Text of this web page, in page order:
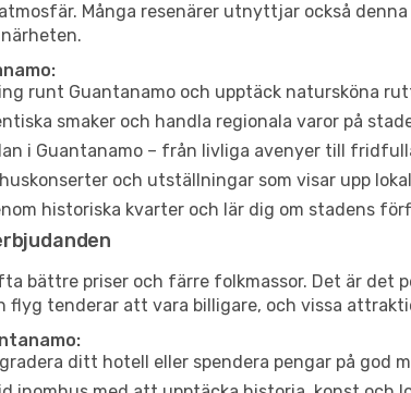
Många resenärer utnyttjar också
runt Guantanamo och upptäck natursköna
smaker och handla regionala varor på
i Guantanamo – från livliga avenyer till
och utställningar som visar upp
historiska kvarter och lär dig om stadens
bättre priser och färre folkmassor. Det är
flyg tenderar att vara billigare, och vissa
ditt hotell eller spendera pengar på god